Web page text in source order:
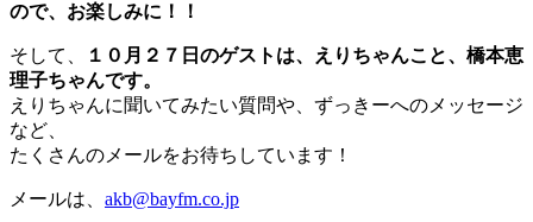
ので、お楽しみに！！
そして、
１０月２７日のゲストは、えりちゃんこと、橋本恵
理子ちゃんです。
えりちゃんに聞いてみたい質問や、ずっきーへのメッセージ
など、
たくさんのメールをお待ちしています！
メールは、 akb@bayfm.co.jp